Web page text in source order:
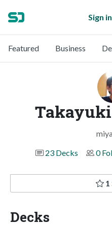
Sign in
Featured Business
23 Decks
0
1
Decks